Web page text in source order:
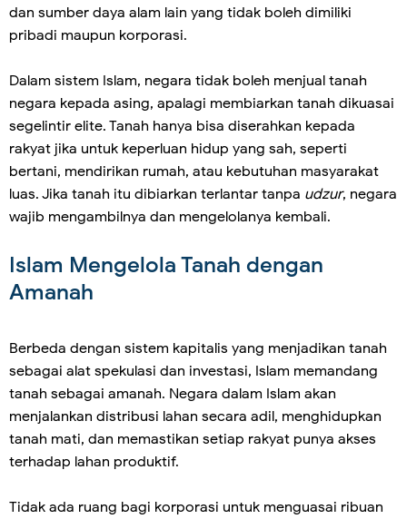
dan sumber daya alam lain yang tidak boleh dimiliki
pribadi maupun korporasi.
Dalam sistem Islam, negara tidak boleh menjual tanah
negara kepada asing, apalagi membiarkan tanah dikuasai
segelintir elite. Tanah hanya bisa diserahkan kepada
rakyat jika untuk keperluan hidup yang sah, seperti
bertani, mendirikan rumah, atau kebutuhan masyarakat
luas. Jika tanah itu dibiarkan terlantar tanpa udzur, negara
wajib mengambilnya dan mengelolanya kembali.
Islam Mengelola Tanah dengan
Amanah
Berbeda dengan sistem kapitalis yang menjadikan tanah
sebagai alat spekulasi dan investasi, Islam memandang
tanah sebagai amanah. Negara dalam Islam akan
menjalankan distribusi lahan secara adil, menghidupkan
tanah mati, dan memastikan setiap rakyat punya akses
terhadap lahan produktif.
Tidak ada ruang bagi korporasi untuk menguasai ribuan